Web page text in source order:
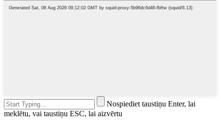
Nospiediet taustiņu Enter, lai
meklētu, vai taustiņu ESC, lai aizvērtu